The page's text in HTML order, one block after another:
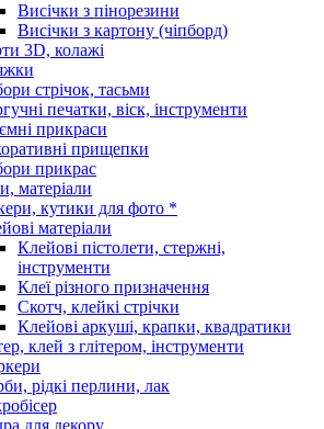
Висічки з пінорезини
Висічки з картону (чіпборд)
3D, колажі
стрічок, тасьми
печатки, віск, інструменти
прикраси
прищепки
прикрас
матеріали
кутики для фото *
матеріали
Клейові пістолети, стержні,
інструменти
Клеї різного призначення
Скотч, клейкі стрічки
Клейові аркуші, крапки, квадратики
клей з глітером, інструменти
рідкі перлини, лак
для декору